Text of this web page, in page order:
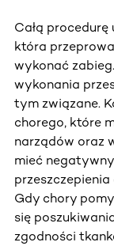
Całą
która
wykonać
wykonania
tym związane.
chorego, które
narządów oraz
mieć
Gdy chory
się
zgodności